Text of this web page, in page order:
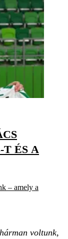
ÉS A
– amely a
voltunk,